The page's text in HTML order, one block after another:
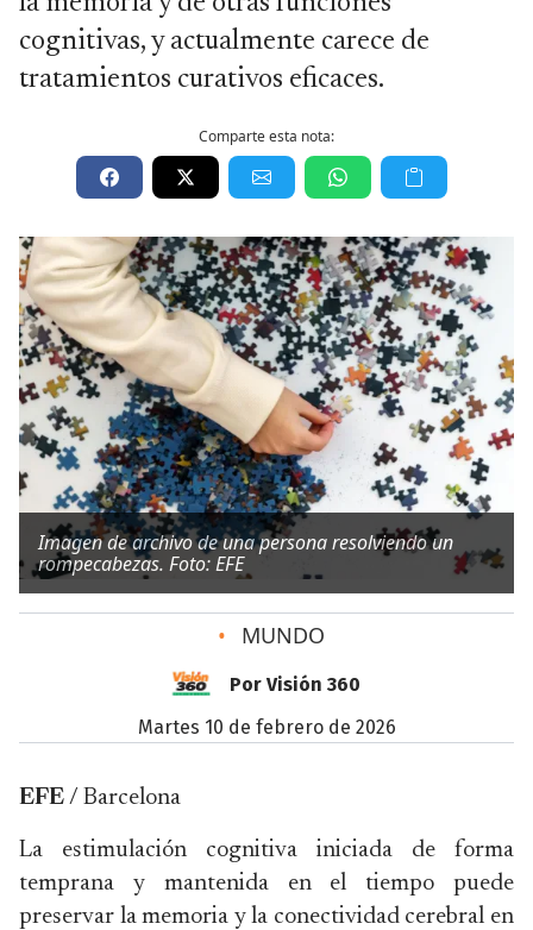
cognitivas, y actualmente carece de
tratamientos curativos eficaces.
Comparte esta nota:
Imagen de archivo de una persona resolviendo un
rompecabezas. Foto: EFE
• MUNDO
Por Visión 360
martes 10 de febrero de 2026
EFE / Barcelona
La estimulación cognitiva iniciada de forma
temprana y mantenida en el tiempo puede
preservar la memoria y la conectividad cerebral en